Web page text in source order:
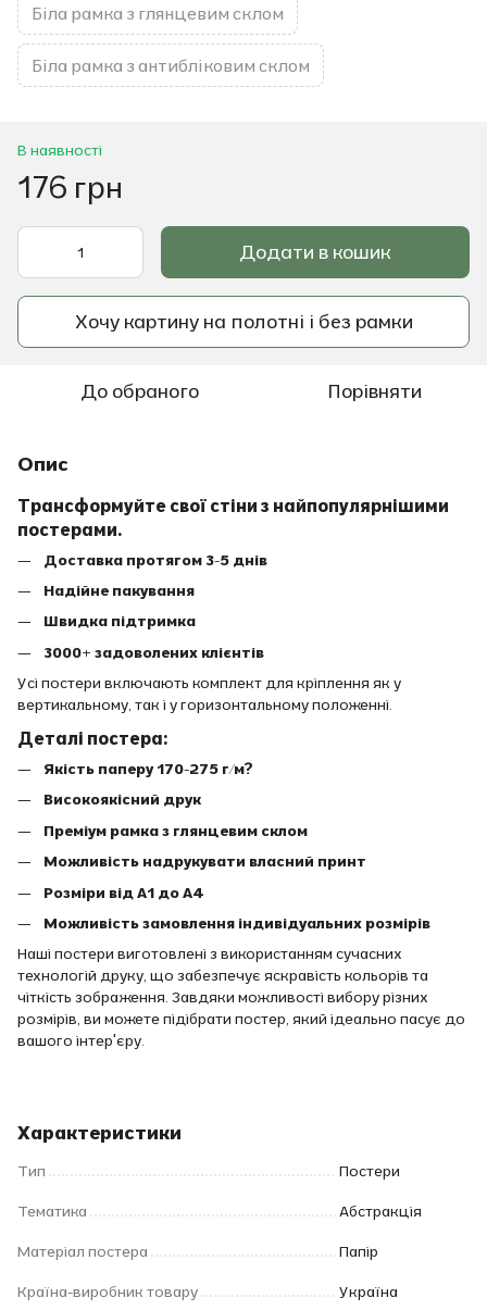
Біла рамка з глянцевим склом
Біла рамка з антибліковим склом
В наявності
176 грн
Додати в кошик
Хочу картину на полотні і без рамки
До обраного Порівняти
Опис
Трансформуйте свої стіни з найпопулярнішими
постерами.
Доставка протягом 3-5 днів
Надійне пакування
Швидка підтримка
3000+ задоволених клієнтів
Усі постери включають комплект для кріплення як у
вертикальному, так і у горизонтальному положенні.
Деталі постера:
Якість паперу 170-275 г/м?
Високоякісний друк
Преміум рамка з глянцевим склом
Можливість надрукувати власний принт
Розміри від A1 до A4
Можливість замовлення індивідуальних розмірів
Наші постери виготовлені з використанням сучасних
технологій друку, що забезпечує яскравість кольорів та
чіткість зображення. Завдяки можливості вибору різних
розмірів, ви можете підібрати постер, який ідеально пасує до
вашого інтер'єру.
Характеристики
Тип Постери
Тематика Абстракція
Матеріал постера Папір
Країна-виробник товару Україна